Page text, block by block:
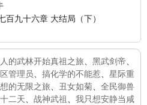
百九十六章 大结局（下）
的武林开始真祖之旅 黑武剑帝
管理员 搞化学的不能惹
星际重
的无限之旅 丑女如菊
全民御兽
二天 战神武祖
我只想安静当咸